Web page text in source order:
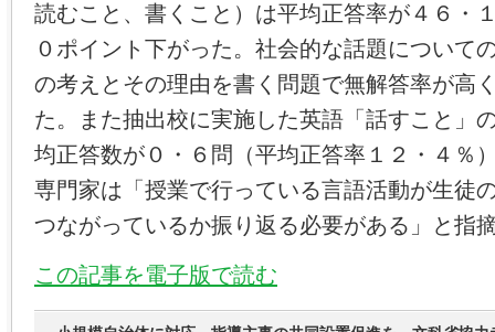
読むこと、書くこと）は平均正答率が４６・
０ポイント下がった。社会的な話題について
の考えとその理由を書く問題で無解答率が高
た。また抽出校に実施した英語「話すこと」
均正答数が０・６問（平均正答率１２・４％
専門家は「授業で行っている言語活動が生徒
つながっているか振り返る必要がある」と指
この記事を電子版で読む